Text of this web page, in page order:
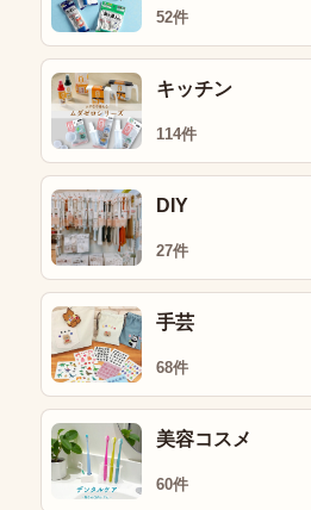
52件
キッチン
114件
DIY
27件
手芸
68件
美容コスメ
60件